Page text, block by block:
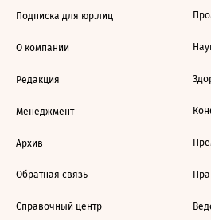
Подписка для юр.лиц
О компании
Редакция
Менеджмент
Архив
Обратная связь
Справочный центр